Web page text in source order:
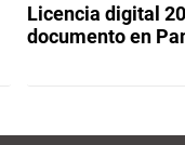
Licencia digital
documento en